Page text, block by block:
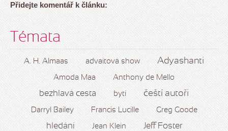
Přidejte komentář k článku:
Témata
A. H. Almaas advaitová show Adyashanti
Amoda Maa Anthony de Mello
bezhlavá cesta bytí čeští autoři
Darryl Bailey Francis Lucille Greg Goode
hledání Jean Klein Jeff Foster